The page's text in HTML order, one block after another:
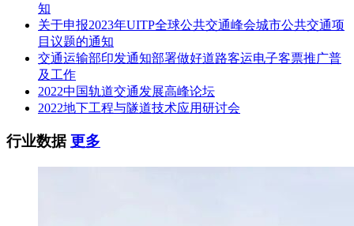
知
关于申报2023年UITP全球公共交通峰会城市公共交通项
目议题的通知
交通运输部印发通知部署做好道路客运电子客票推广普
及工作
2022中国轨道交通发展高峰论坛
2022地下工程与隧道技术应用研讨会
行业数据更多